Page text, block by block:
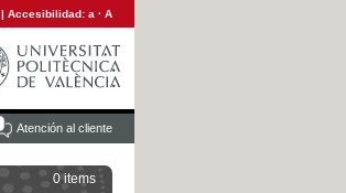
| Accesibilidad: a · A
Atención al cliente
0 items